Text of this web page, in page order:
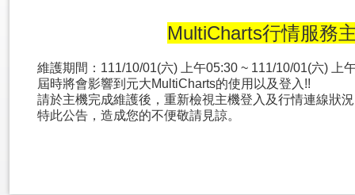
MultiCharts行情服務
維護期間：111/10/01(六) 上午05:30 ~ 111/10/01(六) 上
屆時將會影響到元大MultiCharts的使用以及登入!!
請於主機完成維護後，重新檢視主機登入及行情連線狀
特此公告，造成您的不便敬請見諒。